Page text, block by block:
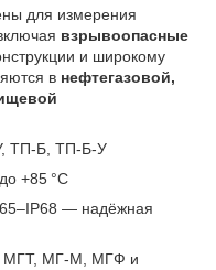
для измерения
взрывоопасные
и широкому
в нефтегазовой,
ТП-Б, ТП-Б-У
+85 °C
— надёжная
МГТ, МГ-М, МГФ и